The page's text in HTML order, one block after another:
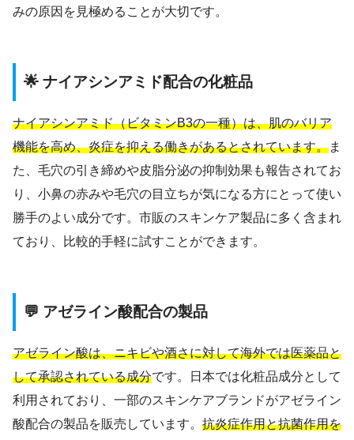
みの原因を見極めることが大切です。
🌟 ナイアシンアミド配合の化粧品
ナイアシンアミド（ビタミンB3の一種）は、肌のバリア
機能を高め、炎症を抑える働きがあるとされています。ま
た、毛穴の引き締めや皮脂分泌の抑制効果も報告されてお
り、小鼻の赤みや毛穴の目立ちが気になる方にとって使い
勝手のよい成分です。市販のスキンケア製品に多く含まれ
ており、比較的手軽に試すことができます。
💬 アゼライン酸配合の製品
アゼライン酸は、ニキビや酒さに対して海外では医薬品と
して承認されている成分です。日本では化粧品成分として
利用されており、一部のスキンケアブランドがアゼライン
酸配合の製品を販売しています。 抗炎症作用と抗菌作用を